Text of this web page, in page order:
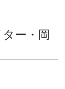
ー・岡